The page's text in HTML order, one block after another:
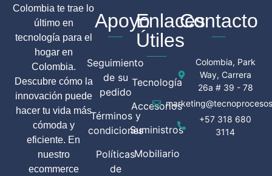
Colombia te trae lo
último en
tecnología para el
hogar en
Colombia.
Descubre cómo la
innovación puede
hacer tu vida más
cómoda y
eficiente. En
nuestro
ecommerce
Apoyo
Seguimiento
de su
pedido
Términos y
condiciones
Políticas
de
Enlaces
Útiles
Tecnología
Accesorios
Suministros
Mobiliario
Contacto
Colombia, Park
Way, Carrera
26a # 39 - 78
+57 318 680
3114